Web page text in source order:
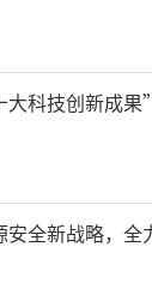
大科技创新成
全新战略，全